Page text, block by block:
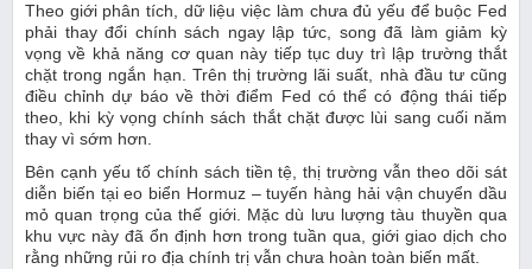
Theo giới phân tích, dữ liệu việc làm chưa đủ yếu để buộc Fed
phải thay đổi chính sách ngay lập tức, song đã làm giảm kỳ
vọng về khả năng cơ quan này tiếp tục duy trì lập trường thắt
chặt trong ngắn hạn. Trên thị trường lãi suất, nhà đầu tư cũng
điều chỉnh dự báo về thời điểm Fed có thể có động thái tiếp
theo, khi kỳ vọng chính sách thắt chặt được lùi sang cuối năm
thay vì sớm hơn.
Bên cạnh yếu tố chính sách tiền tệ, thị trường vẫn theo dõi sát
diễn biến tại eo biển Hormuz – tuyến hàng hải vận chuyển dầu
mỏ quan trọng của thế giới. Mặc dù lưu lượng tàu thuyền qua
khu vực này đã ổn định hơn trong tuần qua, giới giao dịch cho
rằng những rủi ro địa chính trị vẫn chưa hoàn toàn biến mất.